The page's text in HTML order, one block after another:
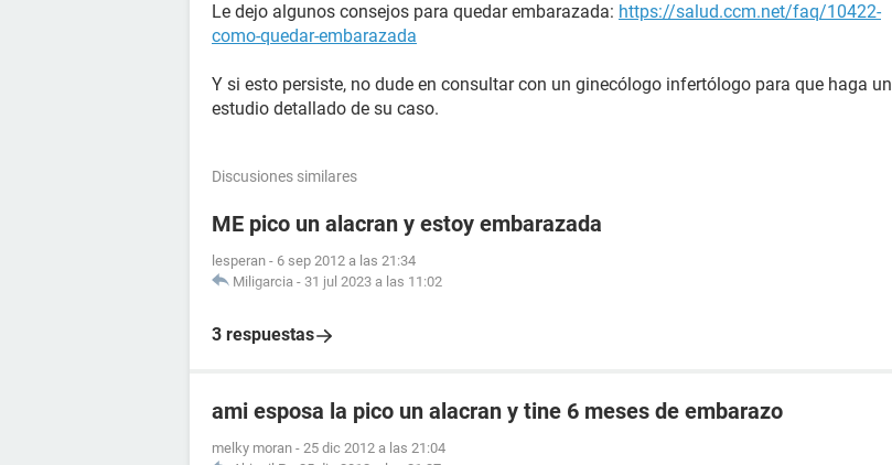
Le dejo algunos consejos para quedar embarazada: https://salud.ccm.net/faq/10422-
como-quedar-embarazada
Y si esto persiste, no dude en consultar con un ginecólogo infertólogo para que haga un
estudio detallado de su caso.
Discusiones similares
ME pico un alacran y estoy embarazada
lesperan - 6 sep 2012 a las 21:34
Miligarcia - 31 jul 2023 a las 11:02
3 respuestas
ami esposa la pico un alacran y tine 6 meses de embarazo
melky moran - 25 dic 2012 a las 21:04